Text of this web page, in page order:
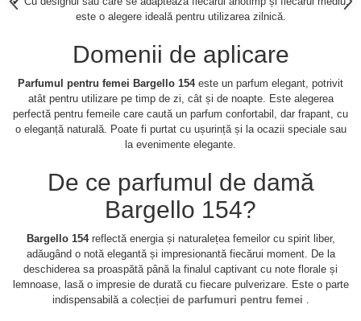
este o alegere ideală pentru utilizarea zilnică.
Domenii de aplicare
Parfumul pentru femei Bargello 154este un parfum elegant, potrivit
atât pentru utilizare pe timp de zi, cât și de noapte. Este alegerea
perfectă pentru femeile care caută un parfum confortabil, dar frapant, cu
o eleganță naturală. Poate fi purtat cu ușurință și la ocazii speciale sau
la evenimente elegante.
De ce parfumul de damă
Bargello 154?
Bargello 154reflectă energia și naturalețea femeilor cu spirit liber,
adăugând o notă elegantă și impresionantă fiecărui moment. De la
deschiderea sa proaspătă până la finalul captivant cu note florale și
lemnoase, lasă o impresie de durată cu fiecare pulverizare. Este o parte
indispensabilă a colecției de parfumuri pentru femei .